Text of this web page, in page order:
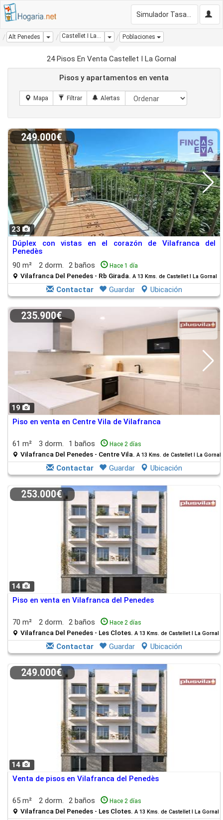
Alt Penedes Dropdown Castellet I La Gornal Dropdown
Poblaciones
24 Pisos En Venta Castellet I La Gornal
Pisos y apartamentos en venta
23
249.000€
Dúplex con vistas en el corazón de Vilafranca del
Penedès
90 m²
2 dorm. 2 baños Hace 1 día
Vilafranca Del Penedes - Rb Girada. A 13 Kms. de Castellet I La Gornal
Contactar Guardar Ubicación
19
235.900€
Piso en venta en Centre Vila de Vilafranca
61 m² 3 dorm. 1 baños Hace 2 días
Vilafranca Del Penedes - Centre Vila. A 13 Kms. de Castellet I La Gornal
Contactar Guardar Ubicación
14
253.000€
Piso en venta en Vilafranca del Penedes
70 m² 2 dorm. 2 baños Hace 2 días
Vilafranca Del Penedes - Les Clotes. A 13 Kms. de Castellet I La Gornal
Contactar Guardar Ubicación
14
249.000€
Venta de pisos en Vilafranca del Penedès
65 m² 2 dorm. 2 baños Hace 2 días
Vilafranca Del Penedes - Les Clotes. A 13 Kms. de Castellet I La Gornal